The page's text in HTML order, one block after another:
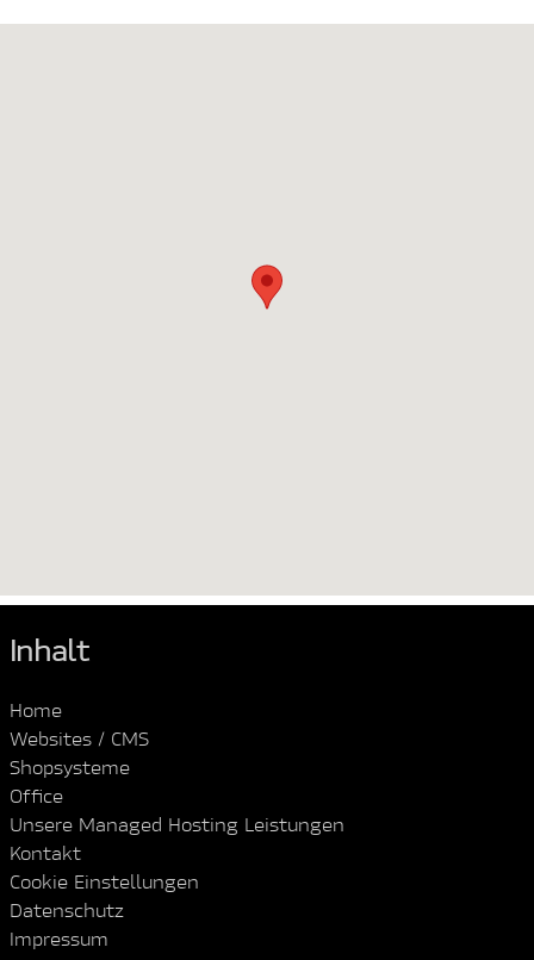
Inhalt
Home
Websites / CMS
Shopsysteme
Office
Unsere Managed Hosting Leistungen
Kontakt
Cookie Einstellungen
Datenschutz
Impressum